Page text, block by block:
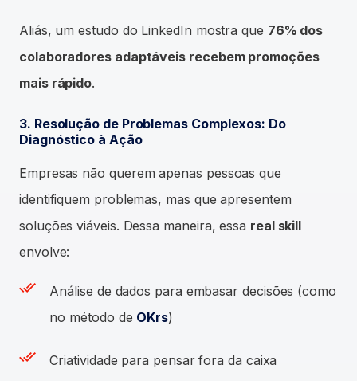
Aliás, um estudo do LinkedIn mostra que 76% dos
colaboradores adaptáveis recebem promoções
mais rápido.
3. Resolução de Problemas Complexos: Do
Diagnóstico à Ação
Empresas não querem apenas pessoas que
identifiquem problemas, mas que apresentem
soluções viáveis. Dessa maneira, essa real skill
envolve:
Análise de dados para embasar decisões (como
no método de OKrs)
Criatividade para pensar fora da caixa